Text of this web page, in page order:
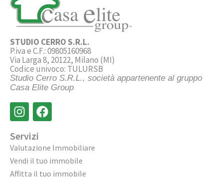
STUDIO CERRO S.R.L.
P.iva e C.F.: 09805160968
Via Larga 8, 20122, Milano (MI)
Codice univoco: TULURSB
Studio Cerro S.R.L., società appartenente al gruppo
Casa Elite Group
Servizi
Valutazione Immobiliare
Vendi il tuo immobile
Affitta il tuo immobile